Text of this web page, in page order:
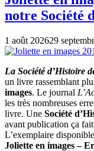
notre Société
1 août 202629
La Société d’Histoire
un livre rassemblant
images. Le journal
les très nombreuses
livre. Une Société
avant publication ça
L’exemplaire
Joliette en images –